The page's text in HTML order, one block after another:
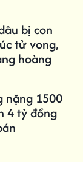
bị con
tử vong,
hoàng
nặng 1500
4 tỷ đồng